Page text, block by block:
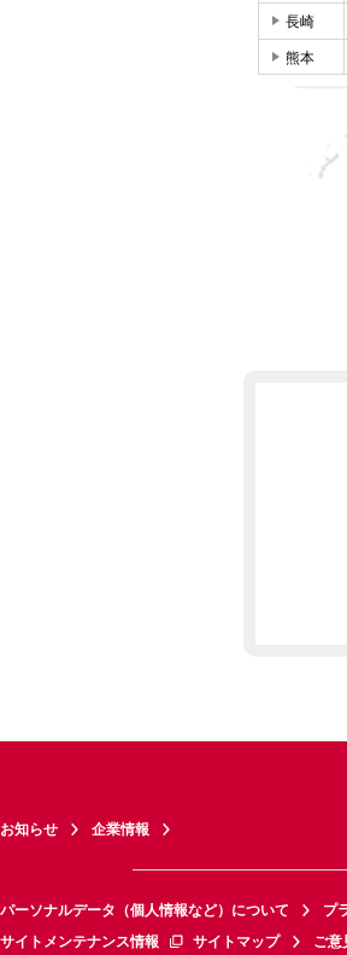
長崎
熊本
お知らせ 企業情報
パーソナルデータ（個人情報など）について プ
サイトメンテナンス情報
サイトマップ ご意